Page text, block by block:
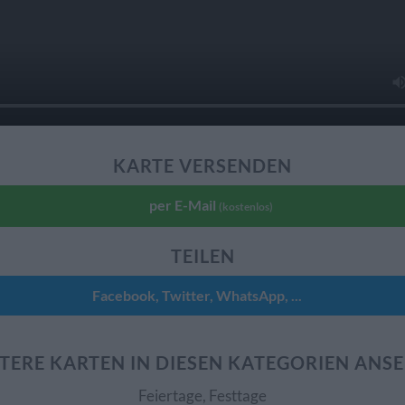
KARTE VERSENDEN
per E-Mail (kostenlos)
TEILEN
Facebook, Twitter, WhatsApp, ...
KARTEN IN DIESEN KATEGORIEN
Feiertage, Festtage